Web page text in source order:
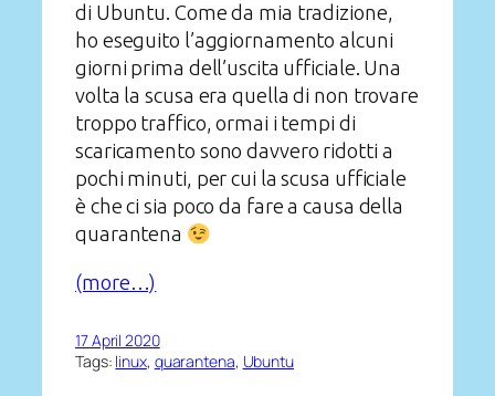
di Ubuntu. Come da mia tradizione,
ho eseguito l’aggiornamento alcuni
giorni prima dell’uscita ufficiale. Una
volta la scusa era quella di non trovare
troppo traffico, ormai i tempi di
scaricamento sono davvero ridotti a
pochi minuti, per cui la scusa ufficiale
è che ci sia poco da fare a causa della
quarantena
(more…)
17 April 2020
Tags: linux, quarantena, Ubuntu